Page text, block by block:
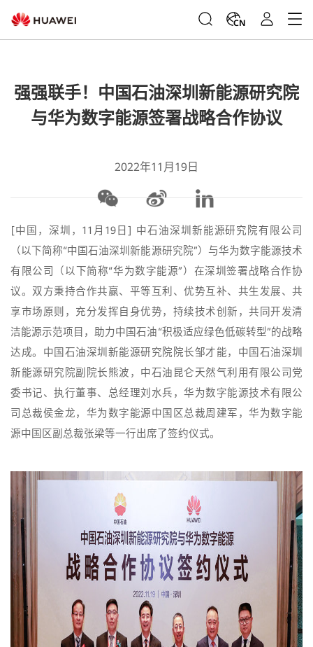
CN
强强联手！中国石油深圳新能源研究院
与华为数字能源签署战略合作协议
2022年11月19日
[中国，深圳，11月19日] 中石油深圳新能源研究院有限公司
（以下简称“中国石油深圳新能源研究院”）与华为数字能源技术
有限公司（以下简称“华为数字能源”）在深圳签署战略合作协
议。双方秉持合作共赢、平等互利、优势互补、共生发展、共
享市场原则，充分发挥自身优势，持续技术创新，共同开发清
洁能源示范项目，助力中国石油“积极适应绿色低碳转型”的战略
达成。中国石油深圳新能源研究院院长邹才能，中国石油深圳
新能源研究院副院长熊波，中石油昆仑天然气利用有限公司党
委书记、执行董事、总经理刘水兵，华为数字能源技术有限公
司总裁侯金龙，华为数字能源中国区总裁周建军，华为数字能
源中国区副总裁张梁等一行出席了签约仪式。